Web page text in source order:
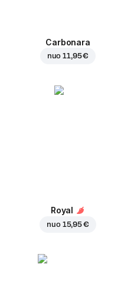
Carbonara
nuo11,95 €
Royal
nuo 15,95 €